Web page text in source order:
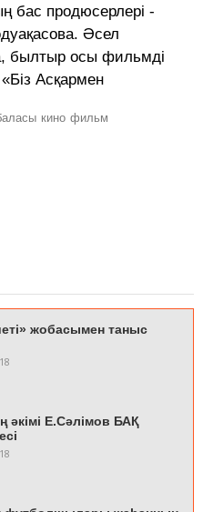
бас продюсерлері -
Әсел
былтыр осы фильмді
Асқармен
кино фильм
жобасымен таныс
Е.Сәлімов БАҚ